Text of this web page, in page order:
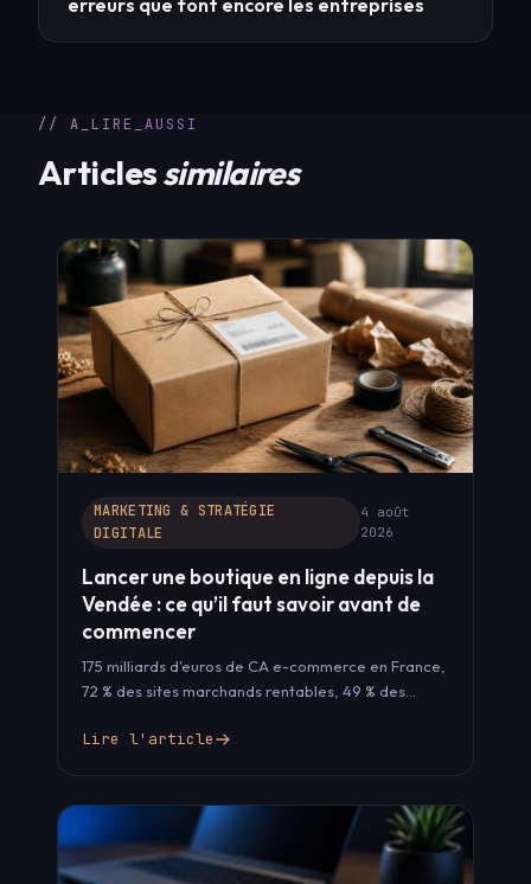
erreurs que font encore les entreprises
// A_LIRE_AUSSI
Articlessimilaires
MARKETING & STRATÉGIE
DIGITALE
4 août
2026
Lancer une boutique en ligne depuis la
Vendée : ce qu’il faut savoir avant de
commencer
175 milliards d'euros de CA e-commerce en France,
72 % des sites marchands rentables, 49 % des
Lire l'article